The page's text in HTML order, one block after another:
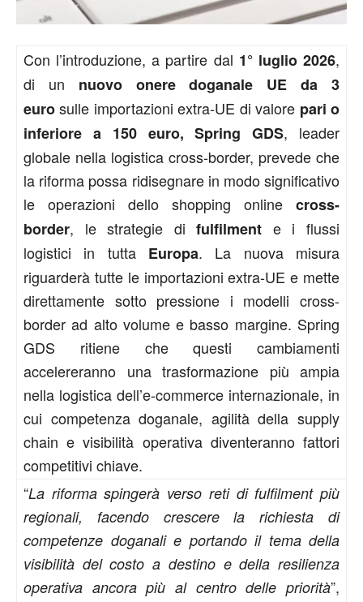
Con l’introduzione, a partire dal 1° luglio 2026,
di un nuovo onere doganale UE da 3
eurosulle importazioni extra-UE di valore pari o
inferiore a 150 euro, Spring GDS, leader
globale nella logistica cross-border, prevede che
la riforma possa ridisegnare in modo significativo
le operazioni dello shopping online cross-
border, le strategie difulfilment e i flussi
logistici in tutta Europa. La nuova misura
riguarderà tutte le importazioni extra-UE e mette
direttamente sotto pressione i modelli cross-
border ad alto volume e basso margine. Spring
GDS ritiene che questi cambiamenti
accelereranno una trasformazione più ampia
nella logistica dell’e-commerce internazionale, in
cui competenza doganale, agilità della supply
chain e visibilità operativa diventeranno fattori
competitivi chiave.
“La riforma spingerà verso reti di fulfilment più
regionali, facendo crescere la richiesta di
competenze doganali e portando il tema della
visibilità del costo a destino e della resilienza
operativa ancora più al centro delle priorità”,